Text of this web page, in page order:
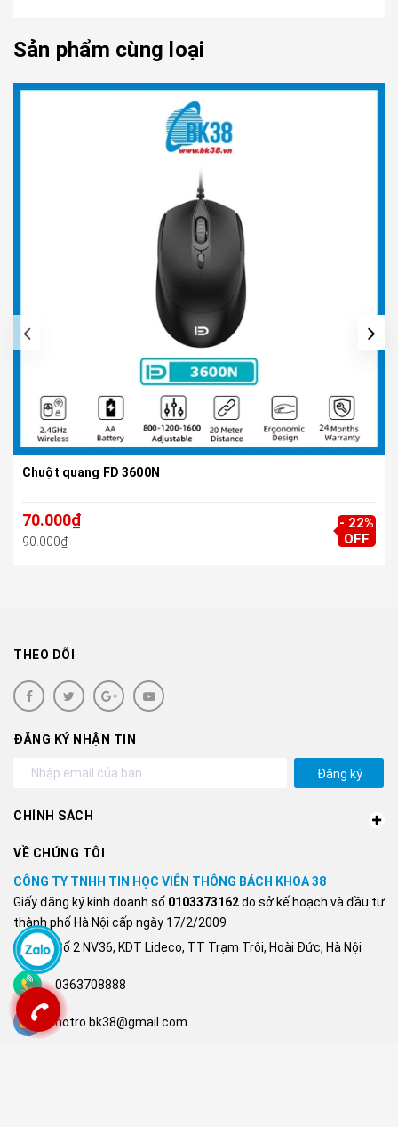
Sản phẩm cùng loại
Chuột quang FD 3600N
70.000₫
90.000₫
- 22%
OFF
THEO DÕI
ĐĂNG KÝ NHẬN TIN
Đăng ký
CHÍNH SÁCH
VỀ CHÚNG TÔI
CÔNG TY TNHH TIN HỌC VIỄN THÔNG BÁCH KHOA 38
Giấy đăng ký kinh doanh số 0103373162do sở kế hoạch và đầu tư
thành phố Hà Nội cấp ngày 17/2/2009
Số 2 NV36, KDT Lideco, TT Trạm Trôi, Hoài Đức, Hà Nội
0363708888
hotro.bk38@gmail.com